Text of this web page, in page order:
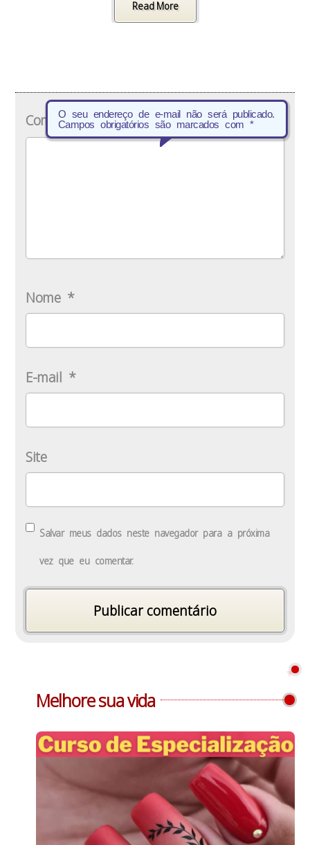
Read More
O seu endereço de e-mail não será publicado.
Campos obrigatórios são marcados com*
Comentário*
Nome *
E-mail *
Site
Salvar meus dados neste navegador para a próxima
vez que eu comentar.
Melhore sua vida